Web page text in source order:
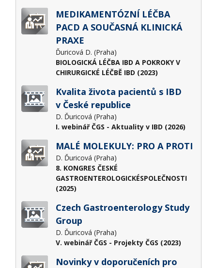
MEDIKAMENTÓZNÍ LÉČBA
PACD A SOUČASNÁ KLINICKÁ
PRAXE
Ďuricová D. (Praha)
BIOLOGICKÁ LÉČBA IBD A POKROKY V
CHIRURGICKÉ LÉČBĚ IBD (2023)
Kvalita života pacientů s IBD
v České republice
D. Ďuricová (Praha)
I. webinář ČGS - Aktuality v IBD (2026)
MALÉ MOLEKULY: PRO A PROTI
D. Ďuricová (Praha)
8. KONGRES ČESKÉ
GASTROENTEROLOGICKÉSPOLEČNOSTI
(2025)
Czech Gastroenterology Study
Group
D. Ďuricová (Praha)
V. webinář ČGS - Projekty ČGS (2023)
Novinky v doporučeních pro